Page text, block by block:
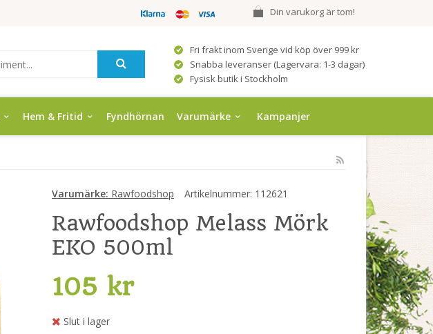
Din varukorg är tom!
Fri frakt inom Sverige vid köp över 999 kr
Snabba leveranser (Lagervara: 1-3 dagar)
Fysisk butik i Stockholm
Hem & Fritid Fyndhörnan Varumärke Kampanjer
Varumärke: Rawfoodshop Artikelnummer: 112621
Rawfoodshop Melass Mörk
EKO 500ml
105 kr
Slut i lager